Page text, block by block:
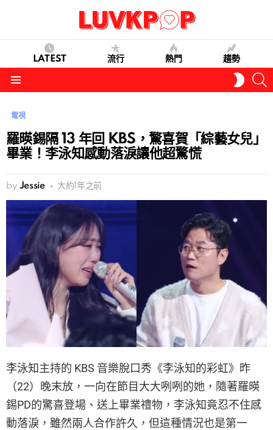
LATEST 流行 熱門 趨勢
SKIN
電視
羅暎錫隔 13 年回 KBS，驚喜賀「綜藝女兒」
畢業！李泳知感動落淚讓他超驚慌
by Jessie 大約1年之前
李泳知主持的 KBS 音樂脫口秀《李泳知的彩虹》昨
（22）晚末放，一向在節目大大咧咧的她，隨著羅暎
錫PD的驚喜登場、送上畢業禮物，李泳知竟忍不住感
動落淚，雖然兩人合作許久，但這種情況也是第一